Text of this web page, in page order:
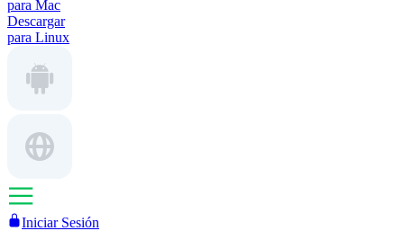
para Mac
Descargar
para Linux
Iniciar Sesión